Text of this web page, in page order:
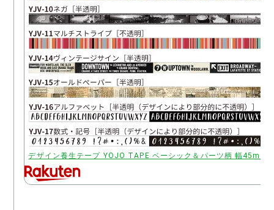
デザイン養生テープ YOJO TAPE ベーシック＆パーツ柄 幅